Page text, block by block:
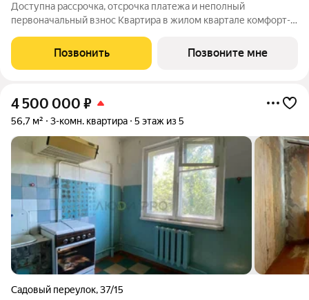
Доступна рассрочка, отсрочка платежа и неполный
первоначальный взнос Квартира в жилом квартале комфорт-
остеклением с 5 этажа. Собственная котельная экономия на
коммунальных платежах. Премиальное
Позвонить Позвоните мне
4 500 000 ₽
56,7 м² 3-комн. квартира 5 этаж из 5
Садовый переулок,37/15